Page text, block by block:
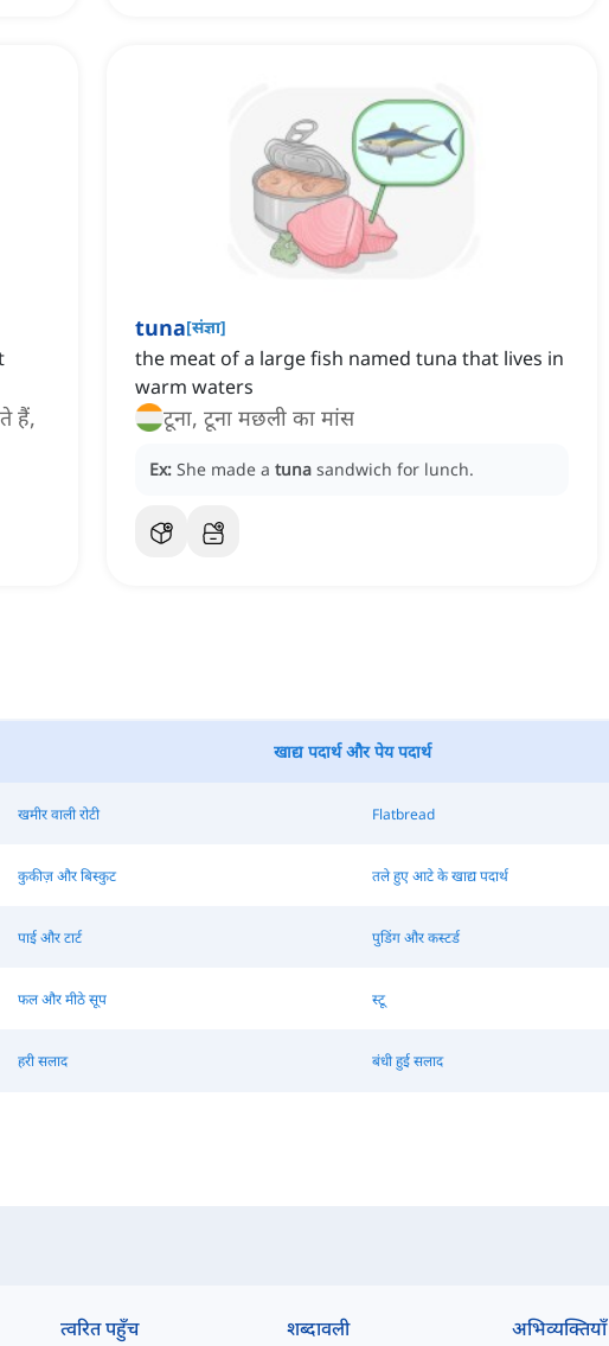
हैं,
tuna[संज्ञा]
the meat of a large fish named tuna that lives in
warm waters
टूना, टूना मछली का मांस
Ex: She made a tuna sandwich for lunch.
खाद्य पदार्थ और पेय पदार्थ
खमीर वाली रोटी Flatbread
कुकीज़ और बिस्कुट तले हुए आटे के खाद्य पदार्थ
पाई और टार्ट पुडिंग और कस्टर्ड
फल और मीठे सूप स्टू
हरी सलाद बंधी हुई सलाद
त्वरित पहुँच शब्दावली अभिव्यक्तियाँ